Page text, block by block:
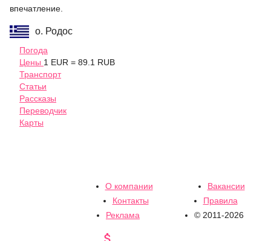
впечатление.
о. Родос
Погода
Цены 1 EUR = 89.1 RUB
Транспорт
Статьи
Рассказы
Переводчик
Карты
О компании
Вакансии
Контакты
Правила
Реклама
© 2011-2026